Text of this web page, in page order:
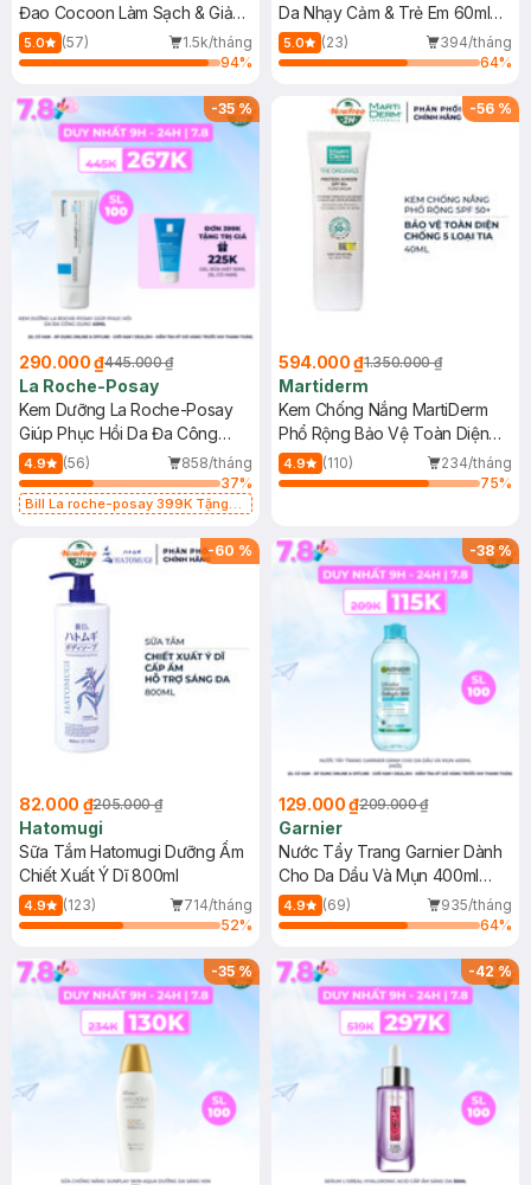
Đao Cocoon Làm Sạch & Giảm
Dầu 500ml
5.0 (57)
1.5k/tháng
94%
Da Nhạy Cảm & Trẻ Em 60ml
(Mới)
5.0 (23)
394/tháng
64%
-35%
290.000 ₫445.000 ₫
La Roche-Posay
Kem Dưỡng La Roche-Posay
Giúp Phục Hồi Da Đa Công
Dụng 40ml
4.9 (56)
858/tháng
37%
Bill La roche-posay 399K Tặng
(SL có hạn)
-56 %
594.000 ₫1.350.000 ₫
Martiderm
Kem Chống Nắng MartiDerm
Phổ Rộng Bảo Vệ Toàn Diện
40ml
4.9 (110)
234/tháng
75%
-60 %
82.000 ₫205.000 ₫
Hatomugi
Sữa Tắm Hatomugi Dưỡng Ẩm
Chiết Xuất Ý Dĩ 800ml
4.9 (123)
714/tháng
52%
-38%
129.000 ₫209.000 ₫
Garnier
Nước Tẩy Trang Garnier Dành
Cho Da Dầu Và Mụn 400ml
(Mới)
4.9 (69)
935/tháng
64%
-35% -42%